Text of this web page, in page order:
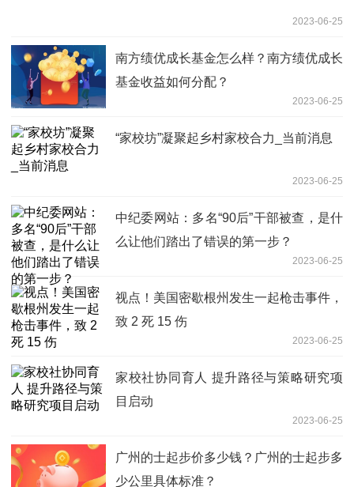
2023-06-25
南方绩优成长基金怎么样？南方绩优成长
基金收益如何分配？
2023-06-25
“家校坊”凝聚起乡村家校合力_当前消息
2023-06-25
中纪委网站：多名“90后”干部被查，是什
么让他们踏出了错误的第一步？
2023-06-25
视点！美国密歇根州发生一起枪击事件，
致 2 死 15 伤
2023-06-25
家校社协同育人 提升路径与策略研究项
目启动
2023-06-25
广州的士起步价多少钱？广州的士起步多
少公里具体标准？